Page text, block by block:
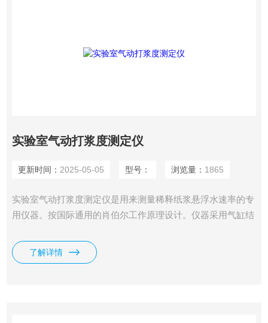
实验室气动打浆度测定仪
更新时间： 2025-05-05 型号： 浏览量： 1865
实验室气动打浆度测定仪是用来测量稀释纸浆悬浮水速率的专
用仪器。按国际通用的肖伯尔工作原理设计。仪器采用气缸结
的操作非常简单。仪器采用弹簧预紧机构，使密封锤体的橡胶
密封圈同滤水筒的底部紧密结合，增加了密封锤体的密封性。
了解详情